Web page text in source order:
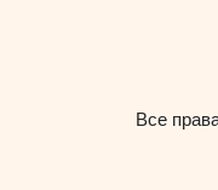
Все